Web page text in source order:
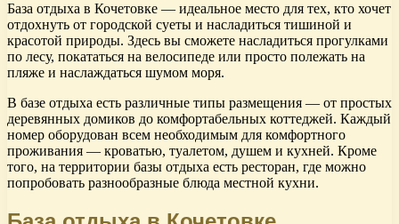
База отдыха в Кочетовке — идеальное место для тех, кто хочет
отдохнуть от городской суеты и насладиться тишиной и
красотой природы. Здесь вы сможете насладиться прогулками
по лесу, покататься на велосипеде или просто полежать на
пляже и наслаждаться шумом моря.
В базе отдыха есть различные типы размещения — от простых
деревянных домиков до комфортабельных коттеджей. Каждый
номер оборудован всем необходимым для комфортного
проживания — кроватью, туалетом, душем и кухней. Кроме
того, на территории базы отдыха есть ресторан, где можно
попробовать разнообразные блюда местной кухни.